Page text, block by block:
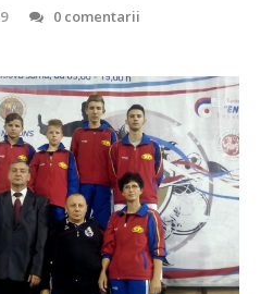
0 comentarii